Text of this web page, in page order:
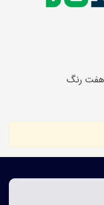
هفت رنگ